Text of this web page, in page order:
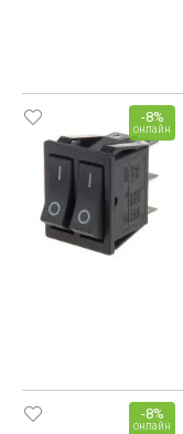
-8%
онлайн
-8%
онлайн